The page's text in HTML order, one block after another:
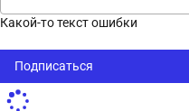
Какой-то текст ошибки
Подписаться